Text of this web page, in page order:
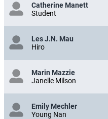
Catherine Manett
Student
Les J.N. Mau
Hiro
Marin Mazzie
Janelle Milson
Emily Mechler
Young Nan